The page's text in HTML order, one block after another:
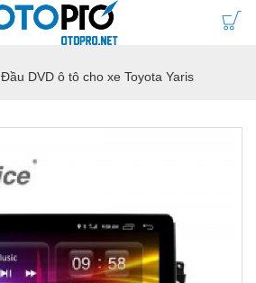
Đầu DVD ô tô cho xe Toyota Yaris